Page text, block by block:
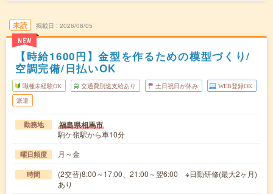
未読
NEW
掲載日 2026/08/05
【時給1600円】金型を作るための模型づくり/
空調完備/日払いOK
職種未経験OK 交通費別途支給あり 土日祝日が休み WEB登録OK
派遣
勤務地 福島県相馬市
駒ケ嶺駅から車10分
曜日頻度 月～金
時間
(2交替)8:00～17:00、21:00～翌6:00 ※日勤研修(最大2ヶ月)
あり